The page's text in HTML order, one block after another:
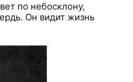
по небосклону,
Он видит жизнь